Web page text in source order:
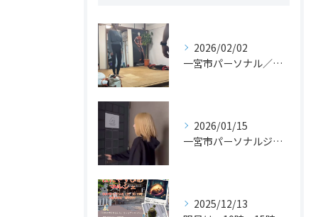
2026/02/02
一宮市パーソナル／カイロのジムでヨガレッスンがスタート！？
2026/01/15
一宮市パーソナルジム体験
2025/12/13